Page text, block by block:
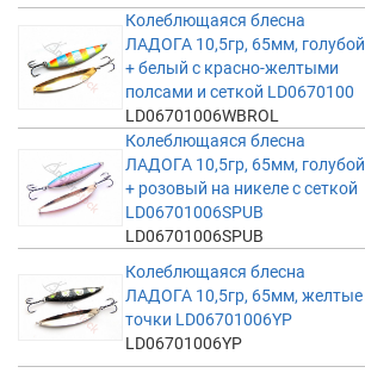
Колеблющаяся блесна
ЛАДОГА 10,5гр, 65мм, голубой
+ белый с красно-желтыми
полсами и сеткой LD0670100
LD06701006WBROL
Колеблющаяся блесна
ЛАДОГА 10,5гр, 65мм, голубой
+ розовый на никеле с сеткой
LD06701006SPUB
LD06701006SPUB
Колеблющаяся блесна
ЛАДОГА 10,5гр, 65мм, желтые
точки LD06701006YP
LD06701006YP